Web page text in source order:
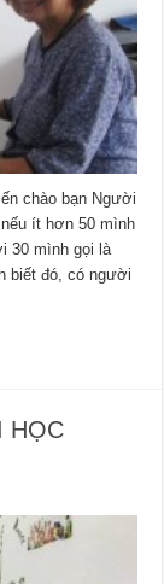
chào bạn Người
ít hơn 50 mình
30 mình gọi là
biết đó, có người
HỌC